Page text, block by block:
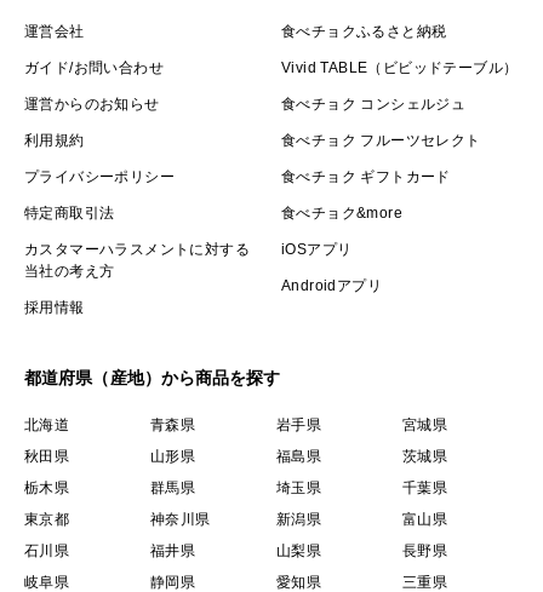
運営会社
ガイド/お問い合わせ
運営からのお知らせ
利用規約
プライバシーポリシー
特定商取引法
カスタマーハラスメントに対する
当社の考え方
採用情報
食べチョクふるさと納税
Vivid TABLE（ビビッドテーブル）
食べチョク コンシェルジュ
食べチョク フルーツセレクト
食べチョク ギフトカード
食べチョク&more
iOSアプリ
Androidアプリ
都道府県（産地）から商品を探す
北海道 青森県 岩手県
宮城県
秋田県
山形県 福島県
茨城県
栃木県
群馬県 埼玉県
千葉県
東京都
神奈川県 新潟県
富山県
石川県
福井県 山梨県
長野県
岐阜県
静岡県 愛知県
三重県